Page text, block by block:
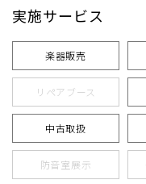
実施サービス
楽器販売
リペアブース
中古取扱
防音室展示